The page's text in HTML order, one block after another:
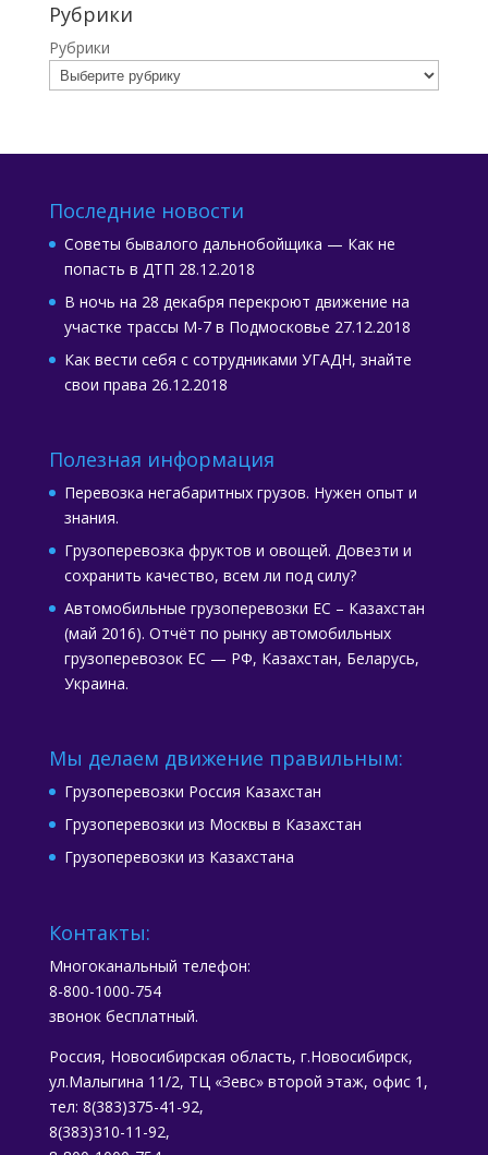
Рубрики
Рубрики
Последние новости
Советы бывалого дальнобойщика — Как не
попасть в ДТП 28.12.2018
В ночь на 28 декабря перекроют движение на
участке трассы М-7 в Подмосковье 27.12.2018
Как вести себя с сотрудниками УГАДН, знайте
свои права 26.12.2018
Полезная информация
Перевозка негабаритных грузов. Нужен опыт и
знания.
Грузоперевозка фруктов и овощей. Довезти и
сохранить качество, всем ли под силу?
Автомобильные грузоперевозки ЕС – Казахстан
(май 2016). Отчёт по рынку автомобильных
грузоперевозок ЕС — РФ, Казахстан, Беларусь,
Украина.
Мы делаем движение правильным:
Грузоперевозки Россия Казахстан
Грузоперевозки из Москвы в Казахстан
Грузоперевозки из Казахстана
Контакты:
Многоканальный телефон:
8-800-1000-754
звонок бесплатный.
Россия, Новосибирская область, г.Новосибирск,
ул.Малыгина 11/2, ТЦ «Зевс» второй этаж, офис 1,
тел: 8(383)375-41-92,
8(383)310-11-92,